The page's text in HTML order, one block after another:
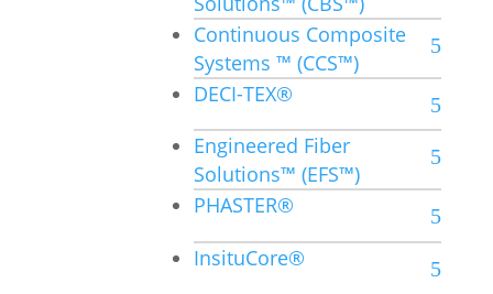
Continuous Composite
Systems ™ (CCS™)
DECI-TEX®
Engineered Fiber
Solutions™ (EFS™)
PHASTER®
InsituCore®